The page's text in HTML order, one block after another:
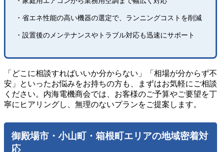
・省エネ性能の高い機器の選定で、ランニングコストを削減
・設置後のメンテナンスやトラブル対応も迅速にサポート
「どこに相談すればいいか分からない」「相場が分からず不
安」といったお悩みをお持ちの方も、まずはお気軽にご相談
ください。内海電機商会では、お客様のご予算やご要望を丁
寧にヒアリングし、無理のないプランをご提案します。
御殿場市・小山町・箱根町エリアの地域密着対
応